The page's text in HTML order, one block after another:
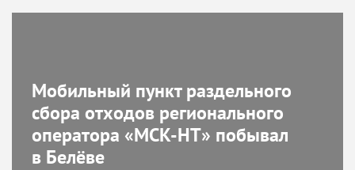
Мобильный пункт раздельного
сбора отходов регионального
оператора «МСК-НТ» побывал
в Белёве